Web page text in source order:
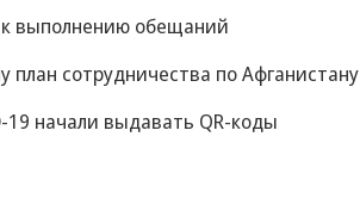
выполнению обещаний
сотрудничества по Афганистану
начали выдавать QR-коды